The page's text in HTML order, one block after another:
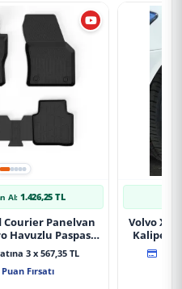
Al: 1.426,25 TL
Courier Panelvan
Havuzlu Paspas
A+ Kalite
3 x 567,35 TL
Fırsatı
Volvo
Kaliper